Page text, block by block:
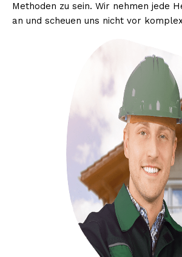
Methoden zu sein. Wir nehmen jede
an und scheuen uns nicht vor